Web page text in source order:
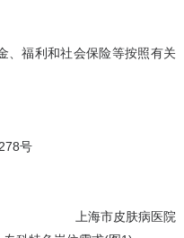
福利和社会保险等按照有关
号
上海市皮肤病医院